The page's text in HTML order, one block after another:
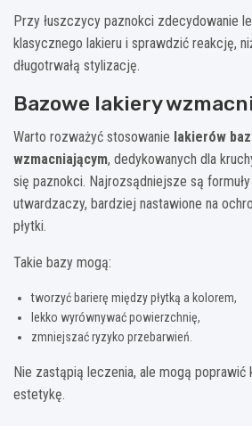
Przy łuszczycy paznokci zdecydowanie
klasycznego lakieru i sprawdzić reakcję,
długotrwałą stylizację.
Bazowe lakiery
Warto rozważyć stosowanie lakierów
wzmacniającym, dedykowanych dla
się paznokci. Najrozsądniejsze są
utwardzaczy, bardziej nastawione na
płytki.
Takie bazy mogą:
tworzyć barierę między płytką a kolorem,
lekko wyrównywać powierzchnię,
zmniejszać ryzyko przebarwień.
Nie zastąpią leczenia, ale mogą
estetykę.